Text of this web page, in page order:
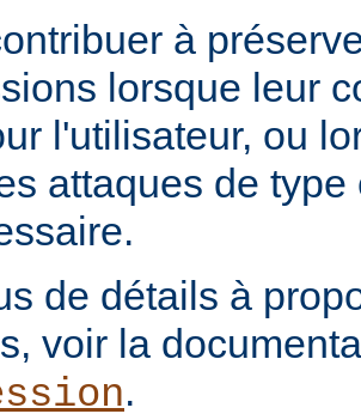
à
lorsque leur
l'utilisateur, ou
attaques de
de détails à
voir la
.